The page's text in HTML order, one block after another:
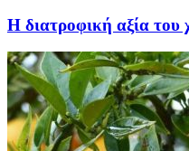
Η διατροφική αξία του